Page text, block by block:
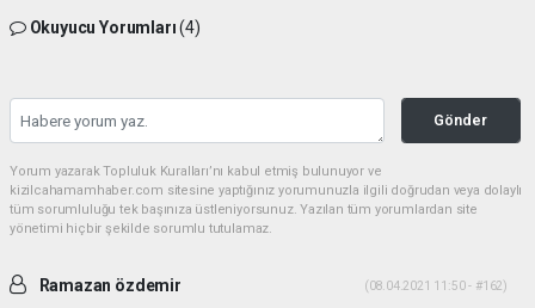
Okuyucu Yorumları(4)
Gönder
Yorum yazarak Topluluk Kuralları’nı kabul etmiş bulunuyor ve
kizilcahamamhaber.com sitesine yaptığınız yorumunuzla ilgili doğrudan veya dolaylı
tüm sorumluluğu tek başınıza üstleniyorsunuz. Yazılan tüm yorumlardan site
yönetimi hiçbir şekilde sorumlu tutulamaz.
Ramazan özdemir (08.04.2021 11:50 - #162)